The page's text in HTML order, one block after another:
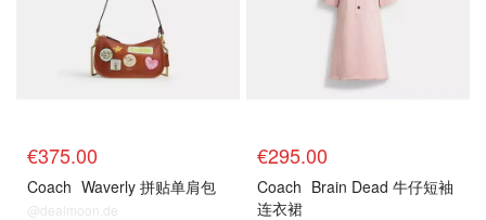
€375.00
Coach Waverly 拼贴单肩包
@dealmoon.de
€295.00
Coach Brain Dead 牛仔短袖
连衣裙